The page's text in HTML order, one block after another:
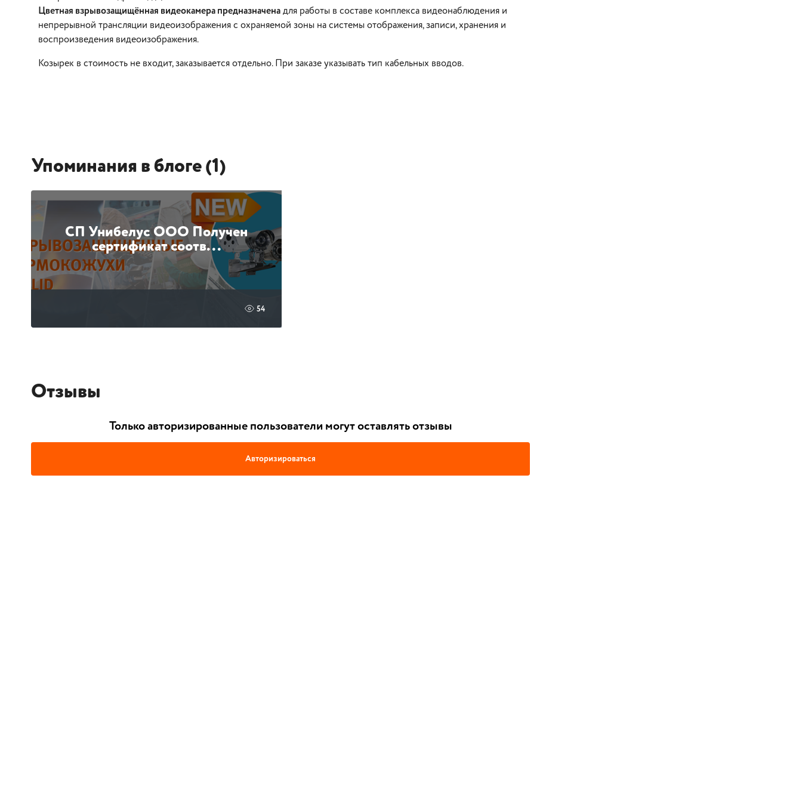
Цветная взрывозащищённая видеокамера предназначенадля работы в составе комплекса видеонаблюдения и
непрерывной трансляции видеоизображения с охраняемой зоны на системы отображения, записи, хранения и
воспроизведения видеоизображения.
Козырек в стоимость не входит, заказывается отдельно. При заказе указывать тип кабельных вводов.
Упоминания в блоге (1)
СП Унибелус ООО Получен
сертификат соотв...
54
Отзывы
Только авторизированные пользователи могут оставлять отзывы
Авторизироваться